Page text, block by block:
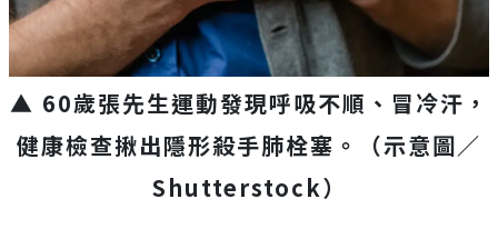
▲ 60歲張先生運動發現呼吸不順、冒冷汗，
健康檢查揪出隱形殺手肺栓塞。（示意圖／
Shutterstock）